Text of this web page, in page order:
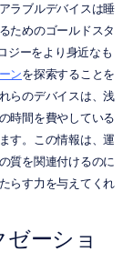
ラブルデバイスは睡
ためのゴールドスタ
ジーをより身近なも
ンを探索することを
らのデバイスは、浅
時間を費やしている
す。この情報は、運
質を関連付けるのに
らす力を与えてくれ
ーショ